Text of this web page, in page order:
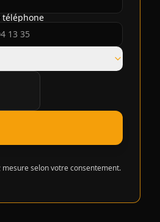
téléphone
selon votre consentement.